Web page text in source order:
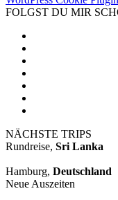
FOLGST DU MIR
NÄCHSTE TRIPS
Rundreise, Sri Lanka
Hamburg, Deutschland
Neue Auszeiten